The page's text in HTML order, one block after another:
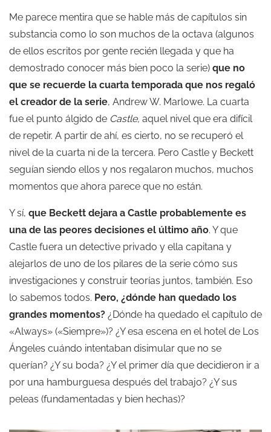
Me parece mentira que se hable más de capítulos sin
substancia como lo son muchos de la octava (algunos
de ellos escritos por gente recién llegada y que ha
demostrado conocer más bien poco la serie) que no
que se recuerde la cuarta temporada que nos regaló
el creador de la serie, Andrew W. Marlowe. La cuarta
fue el punto álgido de Castle, aquel nivel que era difícil
de repetir. A partir de ahí, es cierto, no se recuperó el
nivel de la cuarta ni de la tercera. Pero Castle y Beckett
seguían siendo ellos y nos regalaron muchos, muchos
momentos que ahora parece que no están.
Y sí, que Beckett dejara a Castle probablemente es
una de las peores decisiones el último año. Y que
Castle fuera un detective privado y ella capitana y
alejarlos de uno de los pilares de la serie cómo sus
investigaciones y construir teorías juntos, también. Eso
lo sabemos todos. Pero, ¿dónde han quedado los
grandes momentos? ¿Dónde ha quedado el capítulo de
«Always» («Siempre»)? ¿Y esa escena en el hotel de Los
Ángeles cuándo intentaban disimular que no se
querían? ¿Y su boda? ¿Y el primer día que decidieron ir a
por una hamburguesa después del trabajo? ¿Y sus
peleas (fundamentadas y bien hechas)?